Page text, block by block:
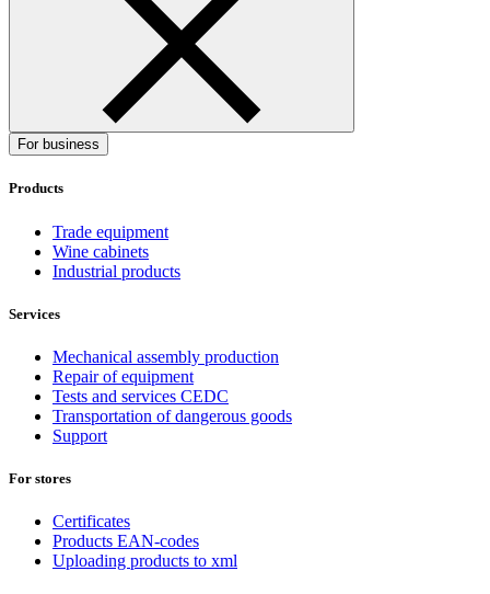
For business
Products
Trade equipment
Wine cabinets
Industrial products
Services
Mechanical assembly production
Repair of equipment
Tests and services CEDC
Transportation of dangerous goods
Support
For stores
Certificates
Products EAN-codes
Uploading products to xml